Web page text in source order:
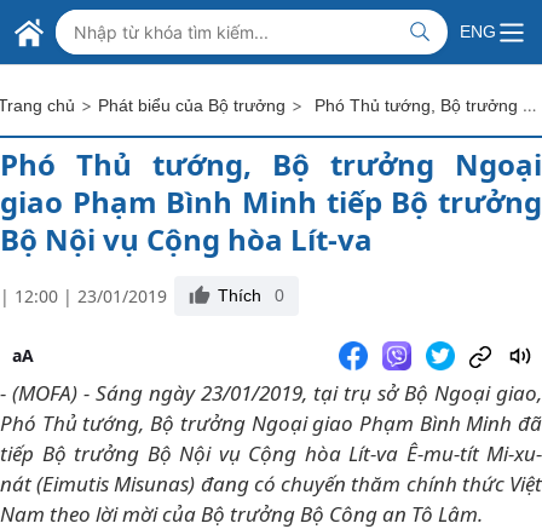
Skip to Main Content
BỘ NGOẠI GIAO VIỆT NAM
MINISTRY OF FOREIGN AFFAIRS
ENG
chủ > Phát biểu của Bộ trưởng > Phó Thủ tướng, Bộ trưởng Ngoại giao Phạm Bình Minh tiếp Bộ trưởng Bộ Nội vụ Cộng hòa Lít-va
Phó Thủ tướng, Bộ trưởng Ngoại
giao Phạm Bình Minh tiếp Bộ trưởng
Bộ Nội vụ Cộng hòa Lít-va
| 12:00 | 23/01/2019 Thích 0
aA
- (MOFA) - Sáng ngày 23/01/2019, tại trụ sở Bộ Ngoại giao,
Phó Thủ tướng, Bộ trưởng Ngoại giao Phạm Bình Minh đã
tiếp Bộ trưởng Bộ Nội vụ Cộng hòa Lít-va Ê-mu-tít Mi-xu-
nát (Eimutis Misunas) đang có chuyến thăm chính thức Việt
Nam theo lời mời của Bộ trưởng Bộ Công an Tô Lâm.